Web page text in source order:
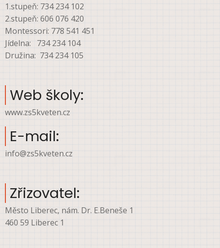
1.stupeň: 734 234 102
2.stupeň: 606 076 420
Montessori: 778 541 451
Jídelna: 734 234 104
Družina: 734 234 105
Web školy:
www.zs5kveten.cz
E-mail:
info@zs5kveten.cz
Zřizovatel:
Město Liberec, nám. Dr. E.Beneše 1
460 59 Liberec 1